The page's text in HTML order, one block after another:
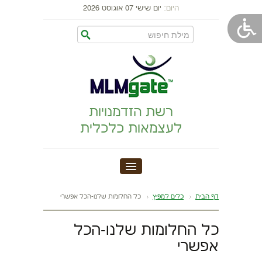
היום: יום שישי 07 אוגוסט 2026
רשת הזדמנויות
לעצמאות כלכלית
MLM GATE דף הבית כלים למפיץ כל החלומות שלנו-הכל אפשרי
כל החלומות שלנו-הכל
אפשרי